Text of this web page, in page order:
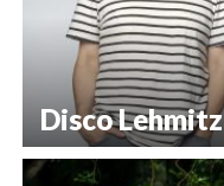
Disco Lehmitz